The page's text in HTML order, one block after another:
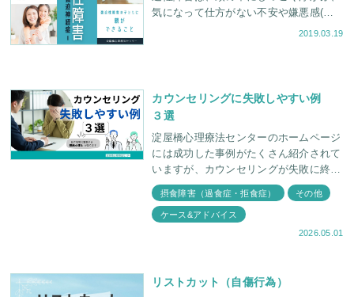
気になって仕方がない不安や嫌悪感(強
迫観念)と、気になる気持ちを打ち消そ
2019.03.19
カウンセリングに失敗しやすい例
３選
淀屋橋心理療法センターのホームページ
には成功した事例がたくさん紹介されて
いますが、カウンセリングが失敗に終わ
ってしまうケースも存在します。今回
は、“よくある”カウンセリングがうまく
いかなかった事例を臨
摂食障害（過食症・拒食症） その他
ケース&アドバイス
2026.05.01
リストカット（自傷行為）